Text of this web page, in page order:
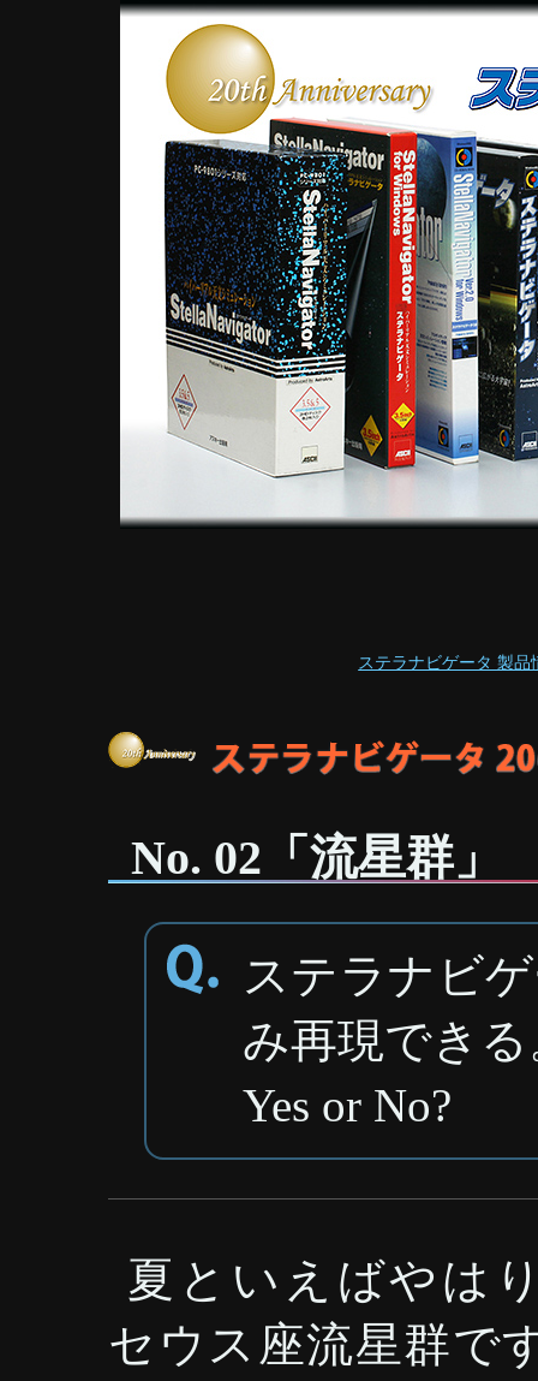
ステラナビゲータ 製品
No. 02「流星群」
ステラナビ
み再現でき
Yes or No?
夏といえばやは
セウス座流星群で